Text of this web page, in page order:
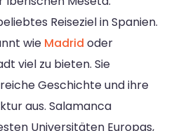
Reiseziel in Spanien.
wie Madrid oder
viel zu bieten. Sie
Geschichte und ihre
aus. Salamanca
Universitäten Europas,